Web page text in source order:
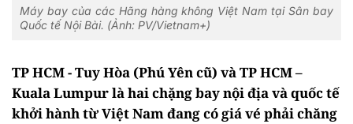
Máy bay của các Hãng hàng không Việt Nam tại Sân bay
Quốc tế Nội Bài. (Ảnh: PV/Vietnam+)
TP HCM - Tuy Hòa (Phú Yên cũ) và TP HCM –
Kuala Lumpur là hai chặng bay nội địa và quốc tế
khởi hành từ Việt Nam đang có giá vé phải chăng